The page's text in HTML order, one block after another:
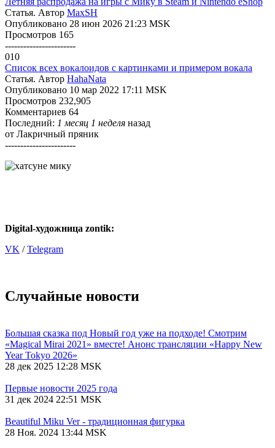
Статья. Автор MaxSH
Опубликовано 28 июн 2026 21:23 MSK
Просмотров 165
-----------------------
010
Список всех вокалоидов с картинками и примером вокала
Статья. Автор HahaNata
Опубликовано 10 мар 2022 17:11 MSK
Просмотров 232,905
Комментариев 64
Последний: 1 месяц 1 неделя назад
от Лакричный пряник
-----------------------
Digital-художница zontik:
VK /Telegram
Случайные новости
Большая сказка под Новый год уже на подходе! Смотрим
«Magical Mirai 2021» вместе! Анонс трансляции «Happy New
Year Tokyo 2026»
28 дек 2025 12:28 MSK
Первые новости 2025 года
31 дек 2024 22:51 MSK
Beautiful Miku Ver - традиционная фигурка
28 Ноя. 2024 13:44 MSK